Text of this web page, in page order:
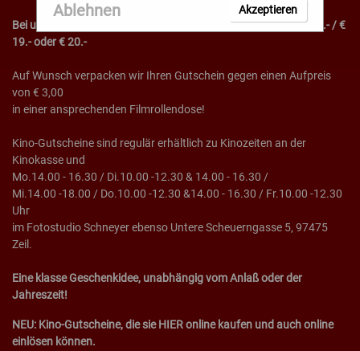
Bei uns gibt es Kinogutscheine im Wert von € 10.- / € 12,- / € 15.- / €
19.- oder € 20.-
Auf Wunsch verpacken wir Ihren Gutschein gegen einen Aufpreis
von € 3,00
in einer ansprechenden Filmrollendose!
Kino-Gutscheine sind regulär erhältlich zu Kinozeiten an der
Kinokasse und
Mo.14.00 - 16.30 / Di.10.00 -12.30 & 14.00 - 16.30 /
Mi.14.00 -18.00 / Do.10.00 -12.30 &14.00 - 16.30 / Fr.10.00 -12.30
Uhr
im Fotostudio Schneyer ebenso Untere Scheuerngasse 5, 97475
Zeil.
Eine klasse Geschenkidee, unabhängig vom Anlaß oder der
Jahreszeit!
NEU: Kino-Gutscheine, die sie HIER online kaufen und auch online
einlösen können.
Ablehnen Akzeptieren